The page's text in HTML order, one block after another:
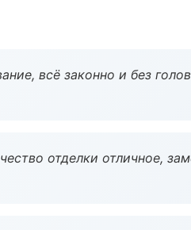
всё законно и без
отделки отличное,